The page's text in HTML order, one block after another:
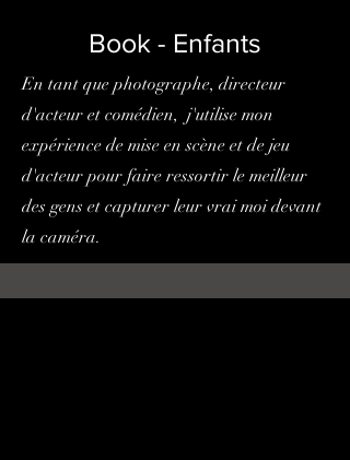
Book - Enfants
En tant que photographe, directeur
d'acteur et comédien, j'utilise mon
expérience de mise en scène et de jeu
d'acteur pour faire ressortir le meilleur
des gens et capturer leur vrai moi devant
la caméra.